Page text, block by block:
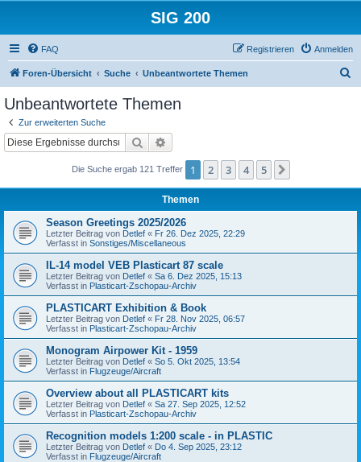
SIG 200
FAQ Anmelden
Registrieren
Foren-Übersicht Suche Unbeantwortete Themen
Unbeantwortete Themen
Zur erweiterten Suche
Suche
Die Suche ergab 121 Treffer 1 2 3 4 5
Themen
Season Greetings 2025/2026
Letzter Beitrag von Detlef « Fr 26. Dez 2025, 22:29
Verfasst in Sonstiges/Miscellaneous
IL-14 model VEB Plasticart 87 scale
Letzter Beitrag von Detlef « Sa 6. Dez 2025, 15:13
Verfasst in Plasticart-Zschopau-Archiv
PLASTICART Exhibition & Book
Letzter Beitrag von Detlef « Fr 28. Nov 2025, 06:57
Verfasst in Plasticart-Zschopau-Archiv
Monogram Airpower Kit - 1959
Letzter Beitrag von Detlef « So 5. Okt 2025, 13:54
Verfasst in Flugzeuge/Aircraft
Overview about all PLASTICART kits
Letzter Beitrag von Detlef « Sa 27. Sep 2025, 12:52
Verfasst in Plasticart-Zschopau-Archiv
Recognition models 1:200 scale - in PLASTIC
Letzter Beitrag von Detlef « Do 4. Sep 2025, 23:12
Verfasst in Flugzeuge/Aircraft